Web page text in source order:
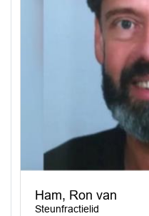
Ham, Ron van
Steunfractielid